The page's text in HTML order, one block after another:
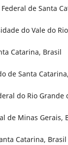
de Santa
do Vale do
Catarina, Brasil
de Santa
do Rio Grande
de Minas Gerais,
Catarina, Brasil